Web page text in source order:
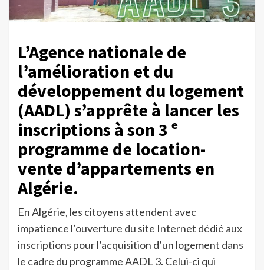
L’Agence nationale de
l’amélioration et du
développement du logement
(AADL) s’apprête à lancer les
inscriptions à son 3 ᵉ
programme de location-
vente d’appartements en
Algérie.
En Algérie, les citoyens attendent avec
impatience l’ouverture du site Internet dédié aux
inscriptions pour l’acquisition d’un logement dans
le cadre du programme AADL 3. Celui-ci qui